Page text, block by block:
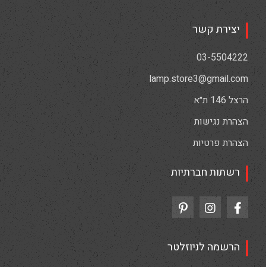
יצירת קשר
03-5504222
lamp.store3@gmail.com
הרצל 146 ת״א
הצהרת נגישות
הצהרת פרטיות
רשתות חברתיות
הרשמה לניוזלטר